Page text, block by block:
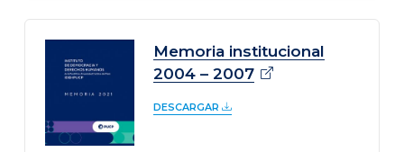
Memoria institucional
2004 –2007
DESCARGAR